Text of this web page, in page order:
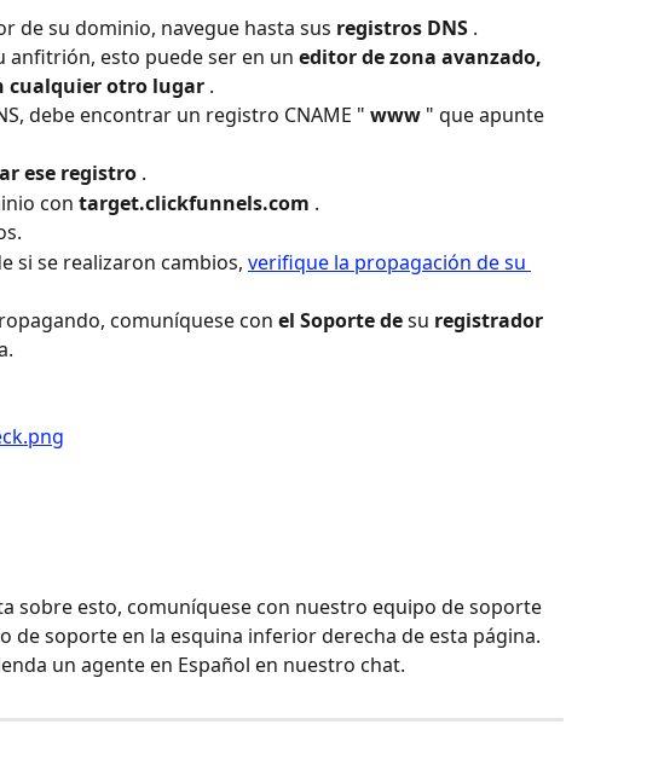
de su dominio, navegue hasta sus registros DNS .
anfitrión, esto puede ser en un editor de zona avanzado,
cualquier otro lugar .
debe encontrar un registro CNAME " www " que apunte
ese registro .
con target.clickfunnels.com .
si se realizaron cambios, verifique la propagación de su
comuníquese con el Soporte de su registrador
sobre esto, comuníquese con nuestro equipo de soporte
de soporte en la esquina inferior derecha de esta página.
un agente en Español en nuestro chat.